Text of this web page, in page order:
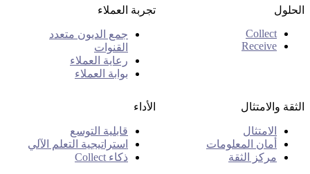
الحلول
Collect
Receive
تجربة العملاء
جمع الديون متعدد
القنوات
رعاية العملاء
بوابة العملاء
الثقة والامتثال
الامتثال
أمان المعلومات
مركز الثقة
الأداء
قابلية التوسع
استراتيجية التعلم الآلي
ذكاء Collect